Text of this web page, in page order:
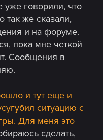
говорили, что
так же сказали,
и на форуме.
пока мне четкой
Сообщения в
и тут еще и
ситуацию с
Для меня это
сделать,